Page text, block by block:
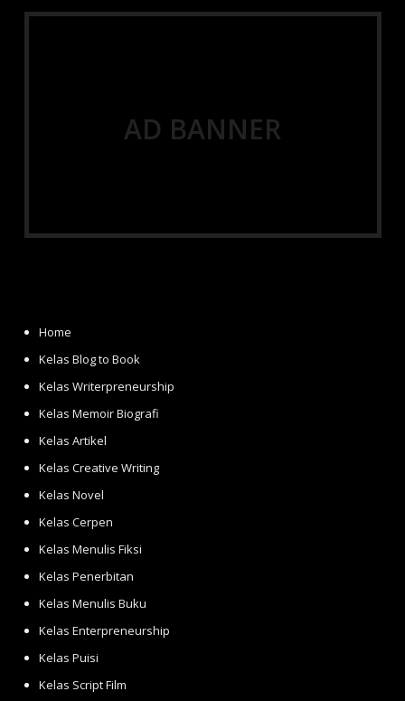
AD BANNER
Home
Kelas Blog to Book
Kelas Writerpreneurship
Kelas Memoir Biografi
Kelas Artikel
Kelas Creative Writing
Kelas Novel
Kelas Cerpen
Kelas Menulis Fiksi
Kelas Penerbitan
Kelas Menulis Buku
Kelas Enterpreneurship
Kelas Puisi
Kelas Script Film